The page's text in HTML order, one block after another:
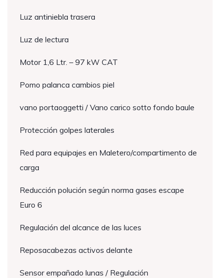
Luz antiniebla trasera
Luz de lectura
Motor 1,6 Ltr. – 97 kW CAT
Pomo palanca cambios piel
vano portaoggetti / Vano carico sotto fondo baule
Protección golpes laterales
Red para equipajes en Maletero/compartimento de
carga
Reducción polución según norma gases escape
Euro 6
Regulación del alcance de las luces
Reposacabezas activos delante
Sensor empañado lunas / Regulación